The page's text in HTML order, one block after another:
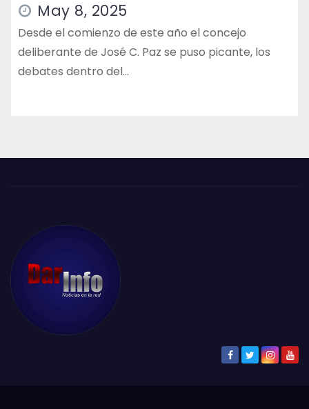
May 8, 2025
Desde el comienzo de este año el concejo
deliberante de José C. Paz se puso picante, los
debates dentro del…